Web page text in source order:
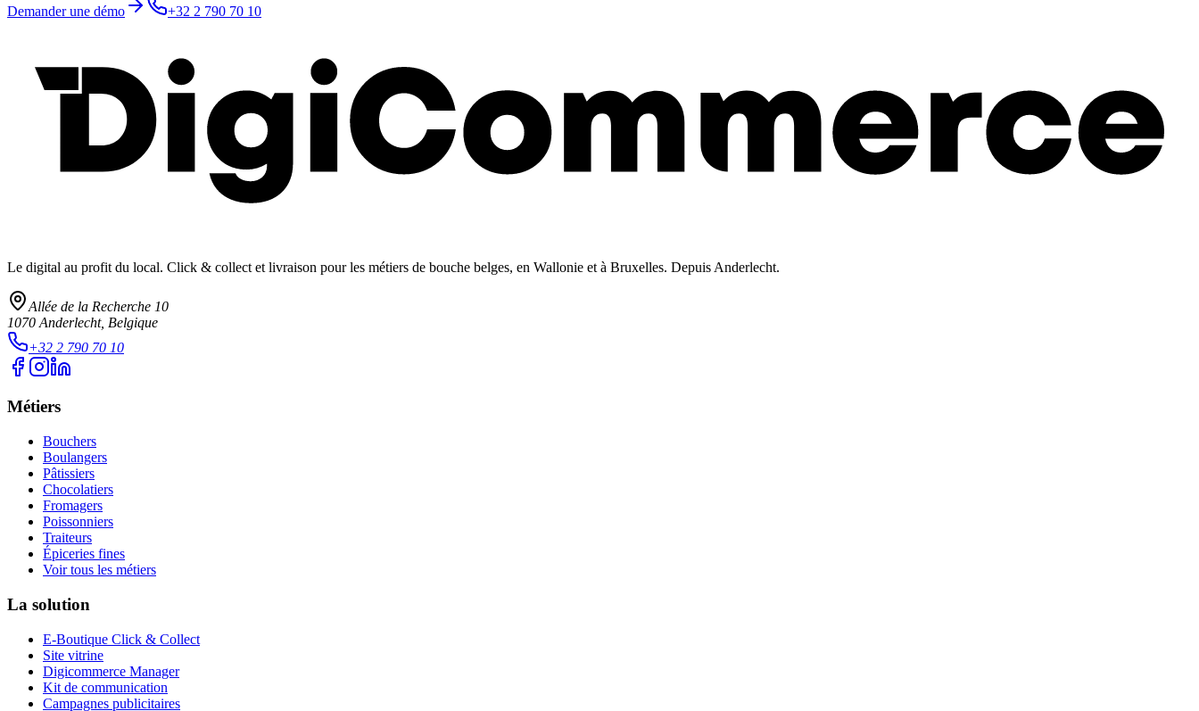
Demander une démo +32 2 790 70 10
Le digital au profit du local. Click & collect et livraison pour les métiers de bouche belges, en Wallonie et à Bruxelles. Depuis Anderlecht.
Allée de la Recherche 10
1070 Anderlecht, Belgique
+32 2 790 70 10
Métiers
Bouchers
Boulangers
Pâtissiers
Chocolatiers
Fromagers
Poissonniers
Traiteurs
Épiceries fines
Voir tous les métiers
La solution
E-Boutique Click & Collect
Site vitrine
Digicommerce Manager
Kit de communication
Campagnes publicitaires